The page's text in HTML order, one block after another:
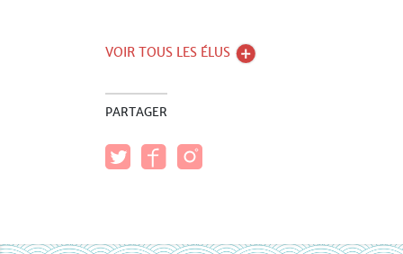
VOIR TOUS LES ÉLUS
PARTAGER